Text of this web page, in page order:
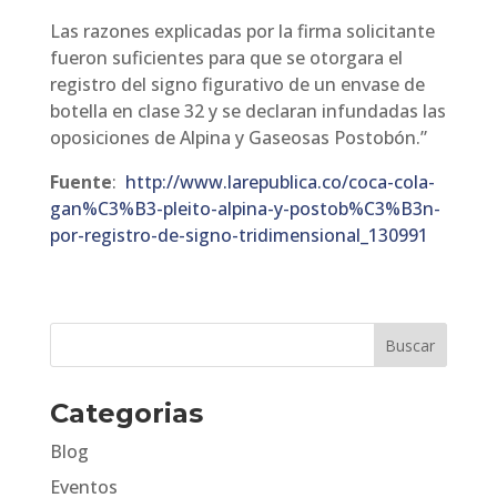
Las razones explicadas por la firma solicitante
fueron suficientes para que se otorgara el
registro del signo figurativo de un envase de
botella en clase 32 y se declaran infundadas las
oposiciones de Alpina y Gaseosas Postobón.”
Fuente: http://www.larepublica.co/coca-cola-
gan%C3%B3-pleito-alpina-y-postob%C3%B3n-
por-registro-de-signo-tridimensional_130991
Categorias
Blog
Eventos